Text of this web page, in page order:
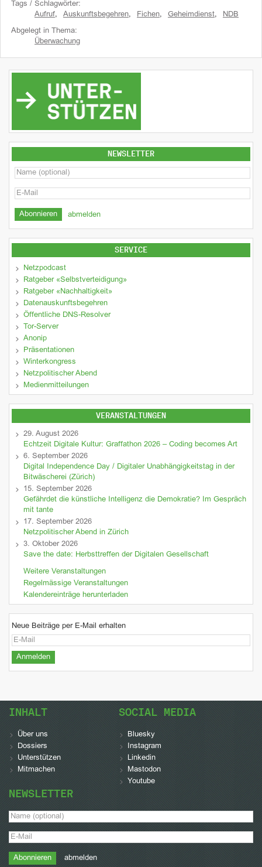
Tags / Schlagwörter:
Aufruf, Auskunftsbegehren, Fichen, Geheimdienst, NDB
Abgelegt in Thema:
Überwachung
NEWSLETTER
abmelden
SERVICE
Netzpodcast
Ratgeber «Selbstverteidigung»
Ratgeber «Nachhaltigkeit»
Datenauskunftsbegehren
Öffentliche DNS-Resolver
Tor-Server
Anonip
Präsentationen
Winterkongress
Netzpolitischer Abend
Medienmitteilungen
VERANSTALTUNGEN
29. August 2026
Echtzeit Digitale Kultur: Graffathon 2026 – Coding becomes Art
6. September 2026
Digital Independence Day / Digitaler Unabhängigkeitstag in der
Bitwäscherei (Zürich)
15. September 2026
Gefährdet die künstliche Intelligenz die Demokratie? Im Gespräch
mit tante
17. September 2026
Netzpolitischer Abend in Zürich
3. Oktober 2026
Save the date: Herbsttreffen der Digitalen Gesellschaft
Weitere Veranstaltungen
Regelmässige Veranstaltungen
Kalendereinträge herunterladen
Neue Beiträge per E-Mail erhalten
INHALT
Über uns
Dossiers
Unterstützen
Mitmachen
SOCIAL MEDIA
Bluesky
Instagram
Linkedin
Mastodon
Youtube
NEWSLETTER
abmelden